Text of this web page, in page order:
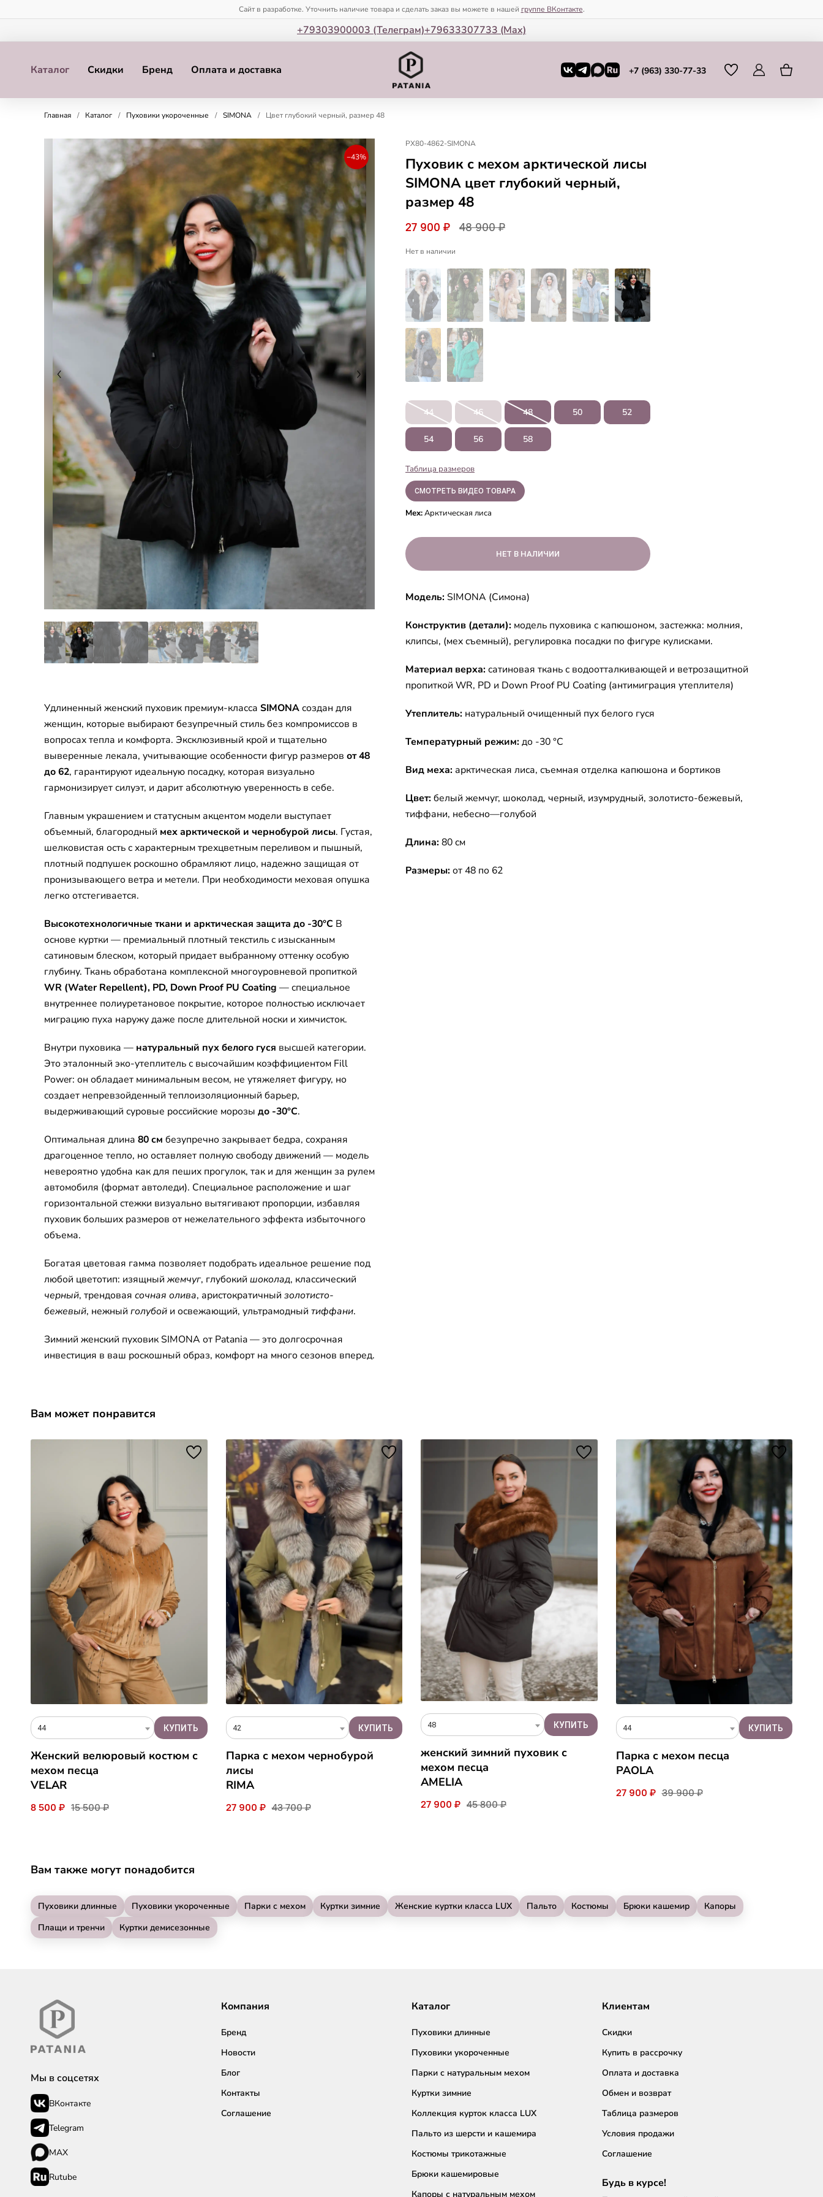
Сайт в разработке. Уточнить наличие товара и сделать заказ вы можете в нашей группе ВКонтакте.
+79303900003 (Телеграм)+79633307733 (Мax)
Каталог Скидки Бренд Оплата и доставка +7 (963) 330-77-33
Главная / Каталог / Пуховики укороченные / SIMONA / Цвет глубокий черный, размер 48
−43%
Удлиненный женский пуховик премиум-класса SIMONAсоздан для
женщин, которые выбирают безупречный стиль без компромиссов в
вопросах тепла и комфорта. Эксклюзивный крой и тщательно
выверенные лекала, учитывающие особенности фигур размеров от 48
до 62, гарантируют идеальную посадку, которая визуально
гармонизирует силуэт, и дарит абсолютную уверенность в себе.
Главным украшением и статусным акцентом модели выступает
объемный, благородный мех арктической и чернобурой лисы. Густая,
шелковистая ость с характерным трехцветным переливом и пышный,
плотный подпушек роскошно обрамляют лицо, надежно защищая от
пронизывающего ветра и метели. При необходимости меховая опушка
легко отстегивается.
Высокотехнологичные ткани и арктическая защита до -30°C В
основе куртки — премиальный плотный текстиль с изысканным
сатиновым блеском, который придает выбранному оттенку особую
глубину. Ткань обработана комплексной многоуровневой пропиткой
WR (Water Repellent), PD, Down Proof PU Coating — специальное
внутреннее полиуретановое покрытие, которое полностью исключает
миграцию пуха наружу даже после длительной носки и химчисток.
Внутри пуховика — натуральный пух белого гуся высшей категории.
Это эталонный эко-утеплитель с высочайшим коэффициентом Fill
Power: он обладает минимальным весом, не утяжеляет фигуру, но
создает непревзойденный теплоизоляционный барьер,
выдерживающий суровые российские морозы до -30°C.
Оптимальная длина 80 см безупречно закрывает бедра, сохраняя
драгоценное тепло, но оставляет полную свободу движений — модель
невероятно удобна как для пеших прогулок, так и для женщин за рулем
автомобиля (формат автоледи). Специальное расположение и шаг
горизонтальной стежки визуально вытягивают пропорции, избавляя
пуховик больших размеров от нежелательного эффекта избыточного
объема.
Богатая цветовая гамма позволяет подобрать идеальное решение под
любой цветотип: изящныйжемчуг, глубокий шоколад, классический
черный, трендовая сочная олива, аристократичный золотисто-
бежевый, нежный голубой и освежающий, ультрамодный тиффани.
Зимний женский пуховик SIMONA от Patania — это долгосрочная
инвестиция в ваш роскошный образ, комфорт на много сезонов вперед.
PX80-4862-SIMONA
Пуховик с мехом арктической лисы
SIMONA цвет глубокий черный,
размер 48
27 900 ₽ 48 900 ₽
Нет в наличии
44 46 48 50 52
54 56 58
Таблица размеров
СМОТРЕТЬ ВИДЕО ТОВАРА
Мех:Арктическая лиса
Модель: SIMONA (Симона)
Конструктив (детали): модель пуховика с капюшоном, застежка: молния,
клипсы, (мех съемный), регулировка посадки по фигуре кулисками.
Материал верха: сатиновая ткань с водоотталкивающей и ветрозащитной
пропиткой WR, PD и Down Proof PU Coating (антимиграция утеплителя)
Утеплитель: натуральный очищенный пух белого гуся
Температурный режим: до -30 °C
Вид меха: арктическая лиса, съемная отделка капюшона и бортиков
Цвет: белый жемчуг, шоколад, черный, изумрудный, золотисто-бежевый,
тиффани, небесно—голубой
Длина: 80 см
Размеры: от 48 по 62
Вам может понравится
44
Женский велюровый костюм с
мехом песца
VELAR
8 500 ₽ 15 500 ₽
42
Парка с мехом чернобурой
лисы
RIMA
27 900 ₽ 43 700 ₽
48
женский зимний пуховик с
мехом песца
AMELIA
27 900 ₽ 45 800 ₽
44
Парка с мехом песца
PAOLA
27 900 ₽ 39 900 ₽
Вам также могут понадобится
Пуховики длинные Пуховики укороченные Парки с мехом Куртки зимние Женские куртки класса LUX Пальто Костюмы Брюки кашемир
Капоры
Плащи и тренчи
Куртки демисезонные
Мы в соцсетях
ВКонтакте
Telegram
MAX
Rutube
Компания
Бренд
Новости
Блог
Контакты
Соглашение
Каталог
Пуховики длинные
Пуховики укороченные
Парки с натуральным мехом
Куртки зимние
Коллекция курток класса LUX
Пальто из шерсти и кашемира
Костюмы трикотажные
Брюки кашемировые
Капоры с натуральным мехом
Клиентам
Скидки
Купить в рассрочку
Оплата и доставка
Обмен и возврат
Таблица размеров
Условия продажи
Соглашение
Будь в курсе!